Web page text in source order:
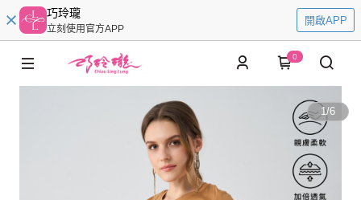
巧玲瓏
立刻使用官方APP
開啟APP
0
1/6